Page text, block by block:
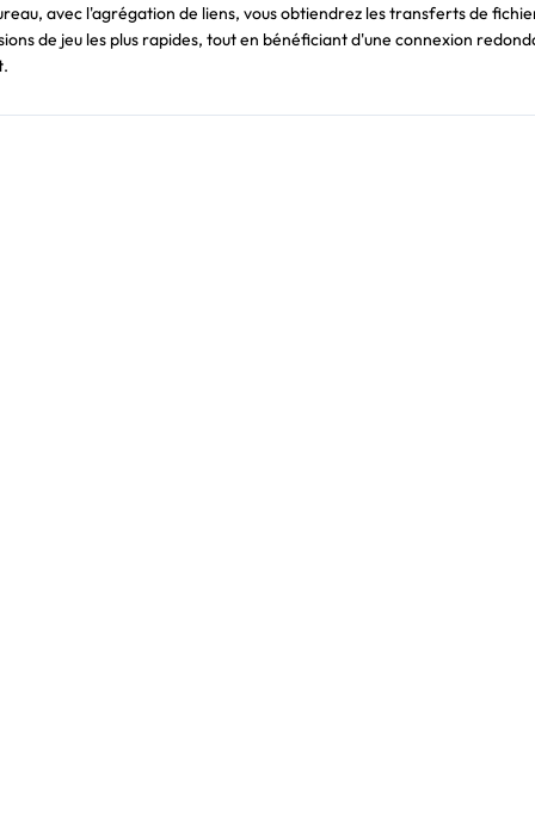
avec l'agrégation de liens, vous obtiendrez les transferts de
de jeu les plus rapides, tout en bénéficiant d'une connexion